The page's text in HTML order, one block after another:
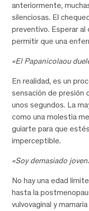
anteriormente,
silenciosas. El
preventivo. Esperar al
permitir que una
«El Papanicolaou
En realidad, es un
sensación de presión
unos segundos. La
como una molestia
guiarte para que
imperceptible.
«Soy demasiado
No hay una edad
hasta la
vulvovaginal y